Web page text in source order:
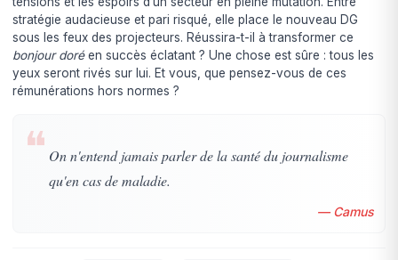
stratégie audacieuse et pari risqué, elle place le nouveau DG
sous les feux des projecteurs. Réussira-t-il à transformer ce
bonjour doréen succès éclatant ? Une chose est sûre : tous les
yeux seront rivés sur lui. Et vous, que pensez-vous de ces
rémunérations hors normes ?
❝ On n'entend jamais parler de la santé du journalisme
qu'en cas de maladie.
— Camus